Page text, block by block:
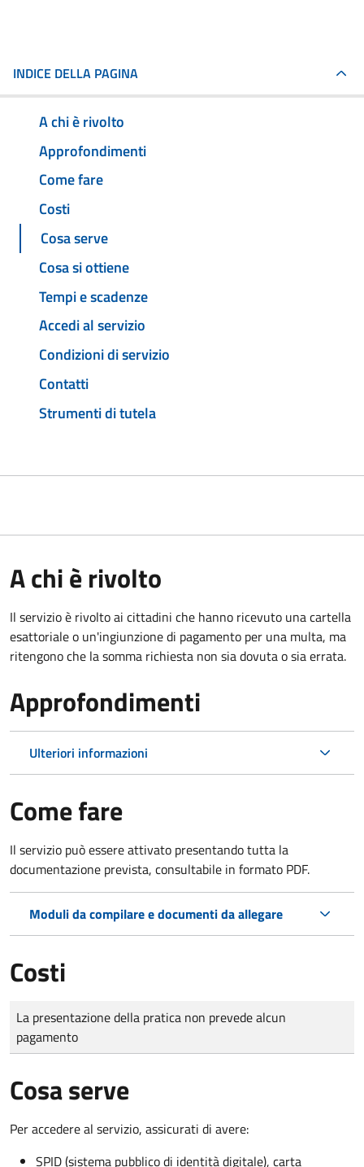
INDICE DELLA PAGINA
A chi è rivolto
Approfondimenti
Come fare
Costi
Cosa serve
Cosa si ottiene
Tempi e scadenze
Accedi al servizio
Condizioni di servizio
Contatti
Strumenti di tutela
A chi è rivolto
Il servizio è rivolto ai cittadini che hanno ricevuto una cartella
esattoriale o un'ingiunzione di pagamento per una multa, ma
ritengono che la somma richiesta non sia dovuta o sia errata.
Approfondimenti
Ulteriori informazioni
Come fare
Il servizio può essere attivato presentando tutta la
documentazione prevista, consultabile in formato PDF.
Moduli da compilare e documenti da allegare
Costi
Tipo di pagamento
Importo
La presentazione della pratica non prevede alcun
pagamento
Cosa serve
Per accedere al servizio, assicurati di avere:
SPID (sistema pubblico di identità digitale), carta